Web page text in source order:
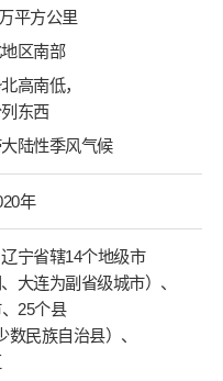
平方公里
区南部
高南低，
东西
陆性季风气候
年
宁省辖14个地级市
、大连为副省级城市）、
25个县
数民族自治县）、